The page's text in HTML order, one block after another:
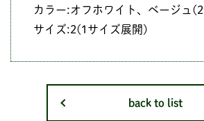
カラー:オフホワイト、ベージュ
サイズ:2(1サイズ展開)
back to list